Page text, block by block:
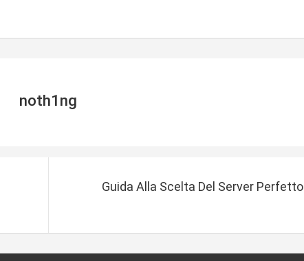
noth1ng
Guida Alla Scelta Del Server Perfetto